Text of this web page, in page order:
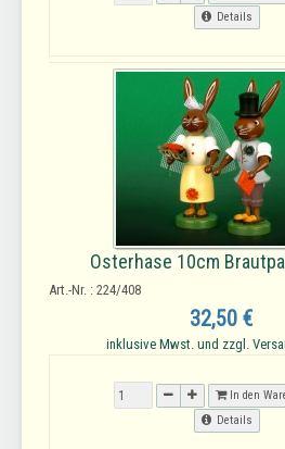
Details
Osterhase 10cm
Art.-Nr. : 224/408
32,50 €
inklusive Mwst. und zzgl.
In den
Details